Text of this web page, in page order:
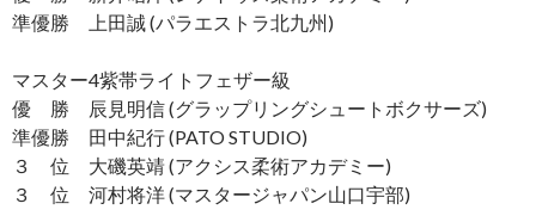
準優勝 上田誠 (パラエストラ北九州)
マスター4紫帯ライトフェザー級
優 勝 辰見明信 (グラップリングシュートボクサーズ)
準優勝 田中紀行 (PATO STUDIO)
３ 位 大磯英靖 (アクシス柔術アカデミー)
３ 位 河村将洋 (マスタージャパン山口宇部)